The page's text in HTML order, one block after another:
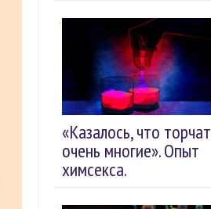
«Казалось, что торчат
очень многие». Опыт
химсекса.